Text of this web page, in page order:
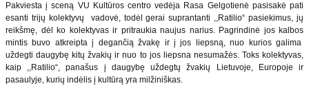
Pakviesta į sceną VU Kultūros centro vedėja Rasa Gelgotienė pasisakė pati
esanti trijų kolektyvų vadovė, todėl gerai suprantanti ,,Ratilio“ pasiekimus, jų
reikšmę, dėl ko kolektyvas ir pritraukia naujus narius. Pagrindinė jos kalbos
mintis buvo atkreipta į degančią žvakę ir į jos liepsną, nuo kurios galima
uždegti daugybę kitų žvakių ir nuo to jos liepsna nesumažės. Toks kolektyvas,
kaip ,,Ratilio“, panašus į daugybę uždegtų žvakių Lietuvoje, Europoje ir
pasaulyje, kurių indėlis į kultūrą yra milžiniškas.